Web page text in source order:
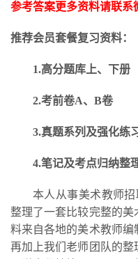
参考答案更多资料请联系
推荐会员套餐复习资料：
1.高分题库上、下册
2.考前卷A、B卷
3.真题系列及强化练
4.笔记及考点归纳整
本人从事美术教师
整理了一套比较完整的
料来自各地的美术教师编
再加上我们老师团队的